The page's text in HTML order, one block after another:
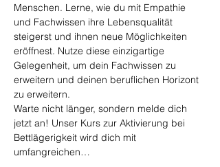
Menschen. Lerne, wie du mit Empathie
und Fachwissen ihre Lebensqualität
steigerst und ihnen neue Möglichkeiten
eröffnest. Nutze diese einzigartige
Gelegenheit, um dein Fachwissen zu
erweitern und deinen beruflichen Horizont
zu erweitern.
Warte nicht länger, sondern melde dich
jetzt an! Unser Kurs zur Aktivierung bei
Bettlägerigkeit wird dich mit
umfangreichen…